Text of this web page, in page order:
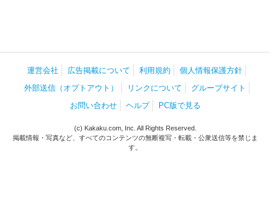
運営会社 広告掲載について 利用規約
個人情報保護方針
外部送信（オプトアウト）
リンクについて
グループサイト
お問い合わせ
ヘルプ PC版で見る
(c) Kakaku.com, Inc. All Rights Reserved.
掲載情報・写真など、すべてのコンテンツの無断複写・転載・公衆送信等を禁じま
す。